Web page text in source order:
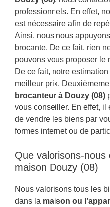
professionnels. En effet,
est nécessaire afin de
Ainsi, nous nous
brocante. De ce fait, rien
pouvons vous proposer le
De ce fait, notre
meilleur prix.
brocanteur à Douzy (08)
vous conseiller. En effet, il
de vendre les biens par
formes internet ou de
Que valorisons-nous
maison Douzy (08)
Nous valorisons tous les
dans la maison ou